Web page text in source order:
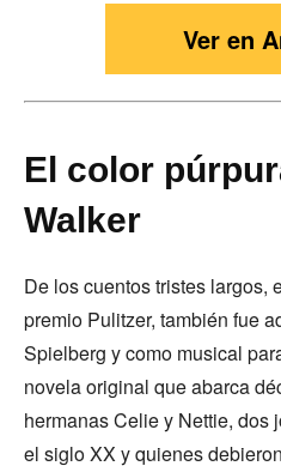
Ver en
El color
Walker
De los cuentos tristes largos,
premio Pulitzer, también fue
Spielberg y como musical
novela original que abarca
hermanas Celie y Nettie, dos
el siglo XX y quienes